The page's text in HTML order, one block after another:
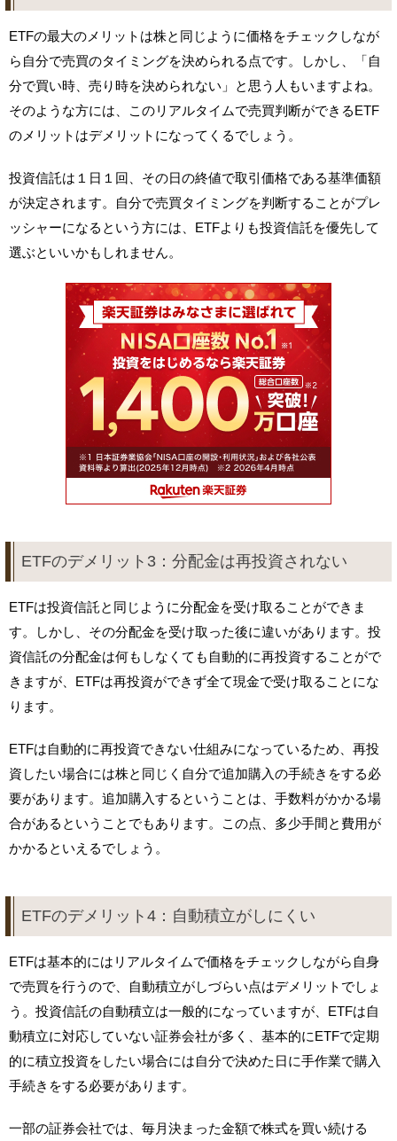
ETFの最大のメリットは株と同じように価格をチェックしなが
ら自分で売買のタイミングを決められる点です。しかし、「自
分で買い時、売り時を決められない」と思う人もいますよね。
そのような方には、このリアルタイムで売買判断ができるETF
のメリットはデメリットになってくるでしょう。
投資信託は１日１回、その日の終値で取引価格である基準価額
が決定されます。自分で売買タイミングを判断することがプレ
ッシャーになるという方には、ETFよりも投資信託を優先して
選ぶといいかもしれません。
ETFのデメリット3：分配金は再投資されない
ETFは投資信託と同じように分配金を受け取ることができま
す。しかし、その分配金を受け取った後に違いがあります。投
資信託の分配金は何もしなくても自動的に再投資することがで
きますが、ETFは再投資ができず全て現金で受け取ることにな
ります。
ETFは自動的に再投資できない仕組みになっているため、再投
資したい場合には株と同じく自分で追加購入の手続きをする必
要があります。追加購入するということは、手数料がかかる場
合があるということでもあります。この点、多少手間と費用が
かかるといえるでしょう。
ETFのデメリット4：自動積立がしにくい
ETFは基本的にはリアルタイムで価格をチェックしながら自身
で売買を行うので、自動積立がしづらい点はデメリットでしょ
う。投資信託の自動積立は一般的になっていますが、ETFは自
動積立に対応していない証券会社が多く、基本的にETFで定期
的に積立投資をしたい場合には自分で決めた日に手作業で購入
手続きをする必要があります。
一部の証券会社では、毎月決まった金額で株式を買い続ける